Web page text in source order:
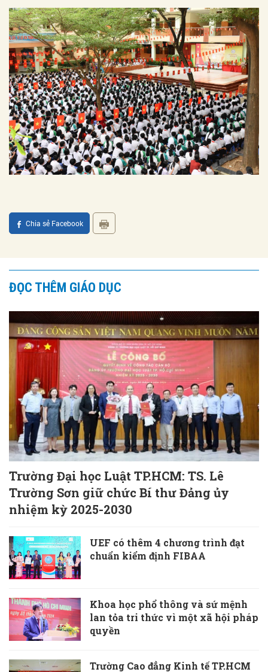
Chia sẻ Facebook
ĐỌC THÊM GIÁO DỤC
Trường Đại học Luật TP.HCM: TS. Lê
Trường Sơn giữ chức Bí thư Đảng ủy
nhiệm kỳ 2025-2030
UEF có thêm 4 chương trình đạt
chuẩn kiểm định FIBAA
Khoa học phổ thông và sứ mệnh
lan tỏa tri thức vì một xã hội pháp
quyền
Trường Cao đẳng Kinh tế TP.HCM